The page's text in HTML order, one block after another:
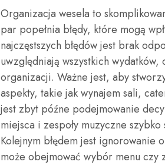
Organizacja wesela to
par popełnia błędy, które mogą
najczęstszych błędów jest brak
uwzględniają wszystkich
organizacji. Ważne jest, aby
aspekty, takie jak wynajem sali,
jest zbyt późne podejmowanie
miejsca i zespoły muzyczne
Kolejnym błędem jest
może obejmować wybór menu